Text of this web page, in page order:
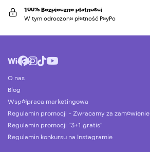
100% Bezpieczne płatności
W tym odroczona płatność PayPo
Więcej
O nas
Blog
Współpraca marketingowa
Regulamin promocji – Zwracamy za zamówienie
Regulamin promocji “3+1 gratis”
Regulamin konkursu na Instagramie